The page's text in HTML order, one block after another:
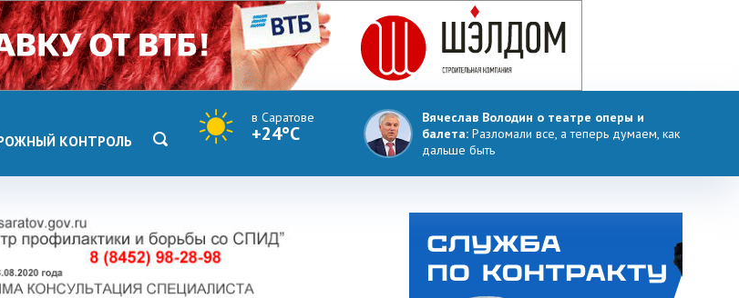
КОНТРОЛЬ
в Саратове
+24°C
Вячеслав Володин о театре оперы и
балета: Разломали все, а теперь думаем, как
дальше быть